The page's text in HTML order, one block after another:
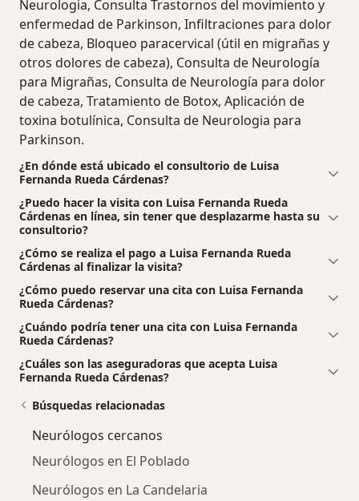
Neurologia, Consulta Trastornos del movimiento y
enfermedad de Parkinson, Infiltraciones para dolor
de cabeza, Bloqueo paracervical (útil en migrañas y
otros dolores de cabeza), Consulta de Neurología
para Migrañas, Consulta de Neurología para dolor
de cabeza, Tratamiento de Botox, Aplicación de
toxina botulínica, Consulta de Neurologia para
Parkinson.
¿En dónde está ubicado el consultorio de Luisa
Fernanda Rueda Cárdenas?
¿Puedo hacer la visita con Luisa Fernanda Rueda
Cárdenas en línea, sin tener que desplazarme hasta su
consultorio?
¿Cómo se realiza el pago a Luisa Fernanda Rueda
Cárdenas al finalizar la visita?
¿Cómo puedo reservar una cita con Luisa Fernanda
Rueda Cárdenas?
¿Cuándo podría tener una cita con Luisa Fernanda
Rueda Cárdenas?
¿Cuáles son las aseguradoras que acepta Luisa
Fernanda Rueda Cárdenas?
Búsquedas relacionadas
Neurólogos cercanos
Neurólogos en El Poblado
Neurólogos en La Candelaria